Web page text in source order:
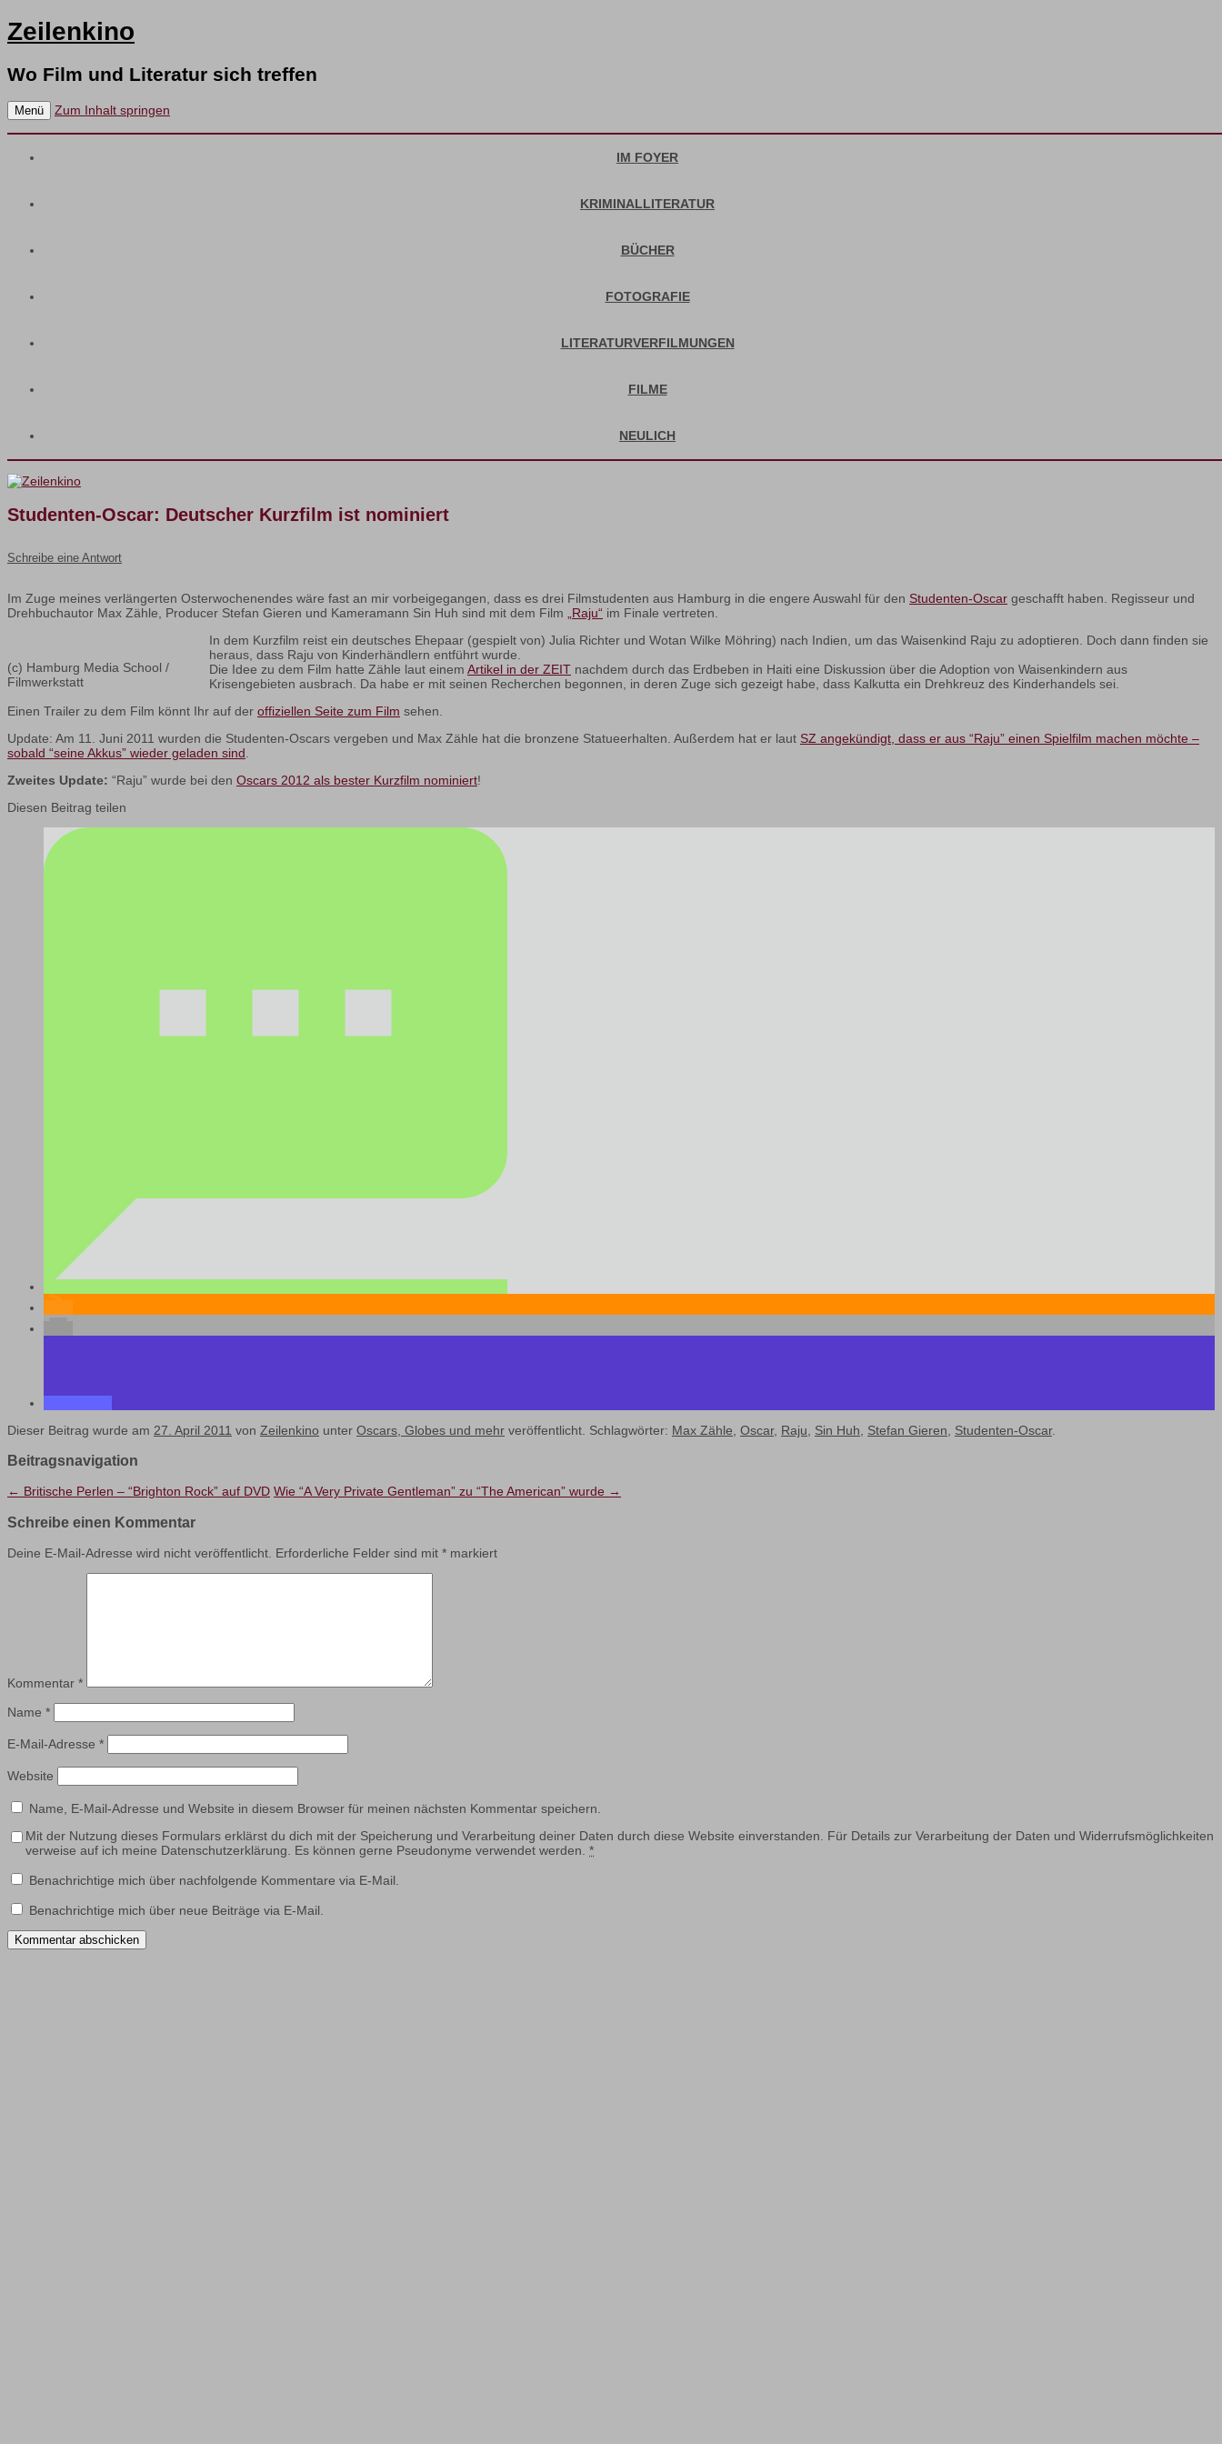
Zeilenkino
Wo Film und Literatur sich treffen
Menü Zum Inhalt springen
IM FOYER
KRIMINALLITERATUR
BÜCHER
FOTOGRAFIE
LITERATURVERFILMUNGEN
FILME
NEULICH
Studenten-Oscar: Deutscher Kurzfilm ist nominiert
Schreibe eine Antwort
Im Zuge meines verlängerten Osterwochenendes wäre fast an mir vorbeigegangen, dass es drei Filmstudenten aus Hamburg in die engere Auswahl für den Studenten-Oscar geschafft haben. Regisseur und
Drehbuchautor Max Zähle, Producer Stefan Gieren und Kameramann Sin Huh sind mit dem Film
„Raju“ im Finale vertreten.
(c) Hamburg Media School /
Filmwerkstatt
In dem Kurzfilm reist ein deutsches Ehepaar (gespielt von) Julia Richter und Wotan Wilke Möhring) nach Indien, um das Waisenkind Raju zu adoptieren. Doch dann finden sie
heraus, dass Raju von Kinderhändlern entführt wurde.
Die Idee zu dem Film hatte Zähle laut einem Artikel in der ZEIT nachdem durch das Erdbeben in Haiti eine Diskussion über die Adoption von Waisenkindern aus
Krisengebieten ausbrach. Da habe er mit seinen Recherchen begonnen, in deren Zuge sich gezeigt habe, dass Kalkutta ein Drehkreuz des Kinderhandels sei.
Einen Trailer zu dem Film könnt Ihr auf der offiziellen Seite zum Film sehen.
Update: Am 11. Juni 2011 wurden die Studenten-Oscars vergeben und Max Zähle hat die bronzene Statueerhalten. Außerdem hat er laut SZ angekündigt, dass er aus “Raju” einen Spielfilm machen möchte –
sobald “seine Akkus” wieder geladen sind
Zweites Update: “Raju” wurde bei den Oscars 2012 als bester Kurzfilm nominiert!
Diesen Beitrag teilen
Dieser Beitrag wurde am 27. April 2011 von Zeilenkino unter Oscars, Globes und mehr veröffentlicht. Schlagwörter: Max Zähle Oscar, Raju Sin Huh Stefan Gieren Studenten-Oscar.
Beitragsnavigation
← Britische Perlen – “Brighton Rock” auf DVD Wie “A Very Private Gentleman” zu “The American” wurde →
Schreibe einen Kommentar
Deine E-Mail-Adresse wird nicht veröffentlicht. Erforderliche Felder sind mit * markiert
Kommentar *
Name *
E-Mail-Adresse *
Website
Name, E-Mail-Adresse und Website in diesem Browser für meinen nächsten Kommentar speichern.
Mit der Nutzung dieses Formulars erklärst du dich mit der Speicherung und Verarbeitung deiner Daten durch diese Website einverstanden. Für Details zur Verarbeitung der Daten und Widerrufsmöglichkeiten
verweise auf ich meine Datenschutzerklärung. Es können gerne Pseudonyme verwendet werden. *
Benachrichtige mich über nachfolgende Kommentare via E-Mail.
Benachrichtige mich über neue Beiträge via E-Mail.